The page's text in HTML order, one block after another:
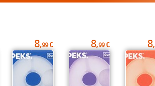
8,99 € 8,99 € 8,